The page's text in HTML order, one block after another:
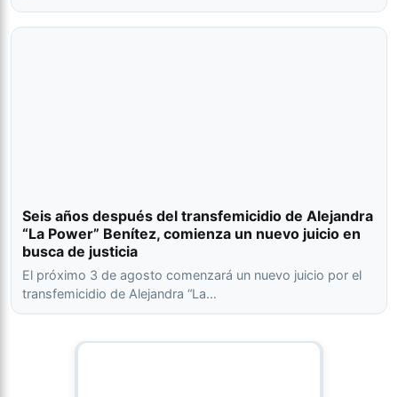
Seis años después del transfemicidio de Alejandra
“La Power” Benítez, comienza un nuevo juicio en
busca de justicia
El próximo 3 de agosto comenzará un nuevo juicio por el
transfemicidio de Alejandra “La…